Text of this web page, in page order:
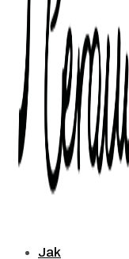
Jak